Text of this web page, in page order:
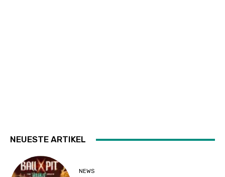
NEUESTE ARTIKEL
NEWS